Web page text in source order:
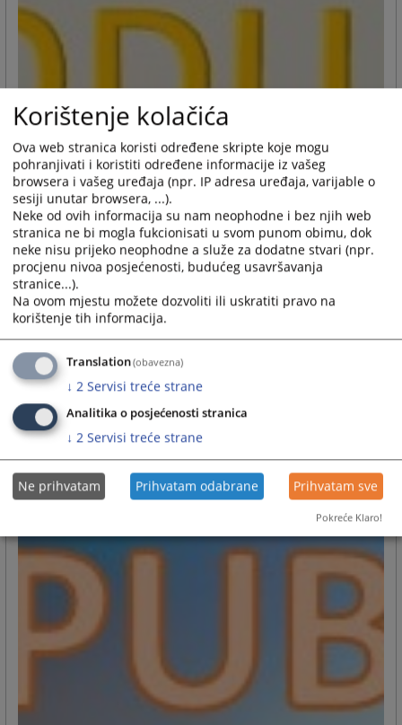
PUBLIKACIJE
Korištenje kolačića
Ova web stranica koristi određene skripte koje mogu
pohranjivati i koristiti određene informacije iz vašeg
browsera i vašeg uređaja (npr. IP adresa uređaja, varijable o
sesiji unutar browsera, ...).
Neke od ovih informacija su nam neophodne i bez njih web
stranica ne bi mogla fukcionisati u svom punom obimu, dok
neke nisu prijeko neophodne a služe za dodatne stvari (npr.
procjenu nivoa posjećenosti, budućeg usavršavanja
stranice...).
Na ovom mjestu možete dozvoliti ili uskratiti pravo na
korištenje tih informacija.
Translation(obavezna)
↓ 2 Servisi treće strane
Analitika o posjećenosti stranica
↓ 2 Servisi treće strane
Ne prihvatam Prihvatam odabrane Prihvatam sve
Pokreće Klaro!